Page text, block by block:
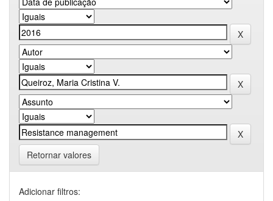
Retornar valores
Adicionar filtros: